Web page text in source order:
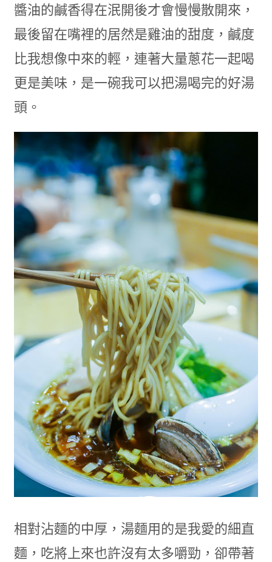
醬油的鹹香得在泯開後才會慢慢散開來，
最後留在嘴裡的居然是雞油的甜度，鹹度
比我想像中來的輕，連著大量蔥花一起喝
更是美味，是一碗我可以把湯喝完的好湯
頭。
相對沾麵的中厚，湯麵用的是我愛的細直
麵，吃將上來也許沒有太多嚼勁，卻帶著